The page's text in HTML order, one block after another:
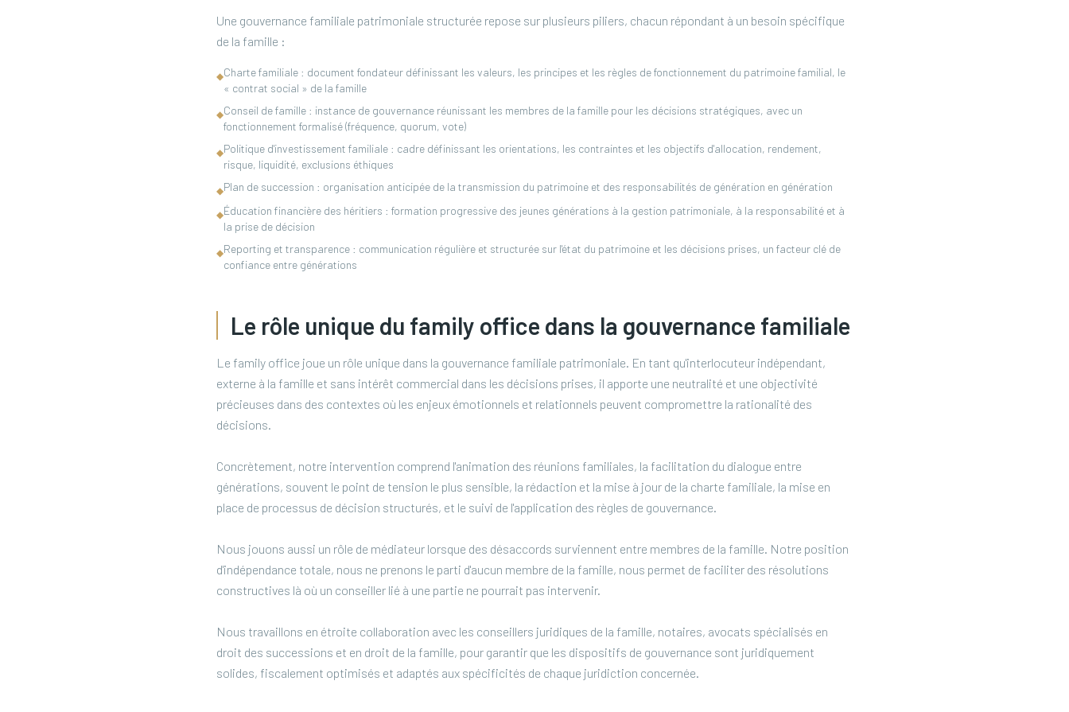
Une gouvernance familiale patrimoniale structurée repose sur plusieurs piliers, chacun répondant à un besoin spécifique
de la famille :
◆Charte familiale : document fondateur définissant les valeurs, les principes et les règles de fonctionnement du patrimoine familial, le
« contrat social » de la famille
◆Conseil de famille : instance de gouvernance réunissant les membres de la famille pour les décisions stratégiques, avec un
fonctionnement formalisé (fréquence, quorum, vote)
◆Politique d'investissement familiale : cadre définissant les orientations, les contraintes et les objectifs d'allocation, rendement,
risque, liquidité, exclusions éthiques
◆Plan de succession : organisation anticipée de la transmission du patrimoine et des responsabilités de génération en génération
◆Éducation financière des héritiers : formation progressive des jeunes générations à la gestion patrimoniale, à la responsabilité et à
la prise de décision
◆Reporting et transparence : communication régulière et structurée sur l'état du patrimoine et les décisions prises, un facteur clé de
confiance entre générations
Le rôle unique du family office dans la gouvernance familiale
Le family office joue un rôle unique dans la gouvernance familiale patrimoniale. En tant qu'interlocuteur indépendant,
externe à la famille et sans intérêt commercial dans les décisions prises, il apporte une neutralité et une objectivité
précieuses dans des contextes où les enjeux émotionnels et relationnels peuvent compromettre la rationalité des
décisions.
Concrètement, notre intervention comprend l'animation des réunions familiales, la facilitation du dialogue entre
générations, souvent le point de tension le plus sensible, la rédaction et la mise à jour de la charte familiale, la mise en
place de processus de décision structurés, et le suivi de l'application des règles de gouvernance.
Nous jouons aussi un rôle de médiateur lorsque des désaccords surviennent entre membres de la famille. Notre position
d'indépendance totale, nous ne prenons le parti d'aucun membre de la famille, nous permet de faciliter des résolutions
constructives là où un conseiller lié à une partie ne pourrait pas intervenir.
Nous travaillons en étroite collaboration avec les conseillers juridiques de la famille, notaires, avocats spécialisés en
droit des successions et en droit de la famille, pour garantir que les dispositifs de gouvernance sont juridiquement
solides, fiscalement optimisés et adaptés aux spécificités de chaque juridiction concernée.